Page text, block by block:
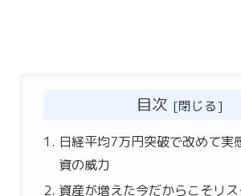
目次
日経平均7万円突破で改めて実
資の威力
資産が増えた今だからこそリ